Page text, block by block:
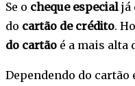
Se o cheque especial já
do cartão de crédito.
do cartão é a mais alta
Dependendo do cartão